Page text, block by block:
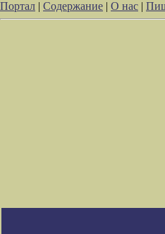
Портал | Содержание | О нас |